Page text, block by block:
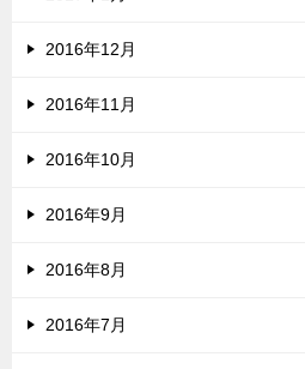
2016年12月
2016年11月
2016年10月
2016年9月
2016年8月
2016年7月